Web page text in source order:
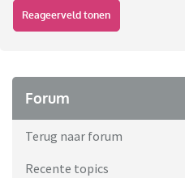
Reageerveld tonen
Forum
Terug naar forum
Recente topics